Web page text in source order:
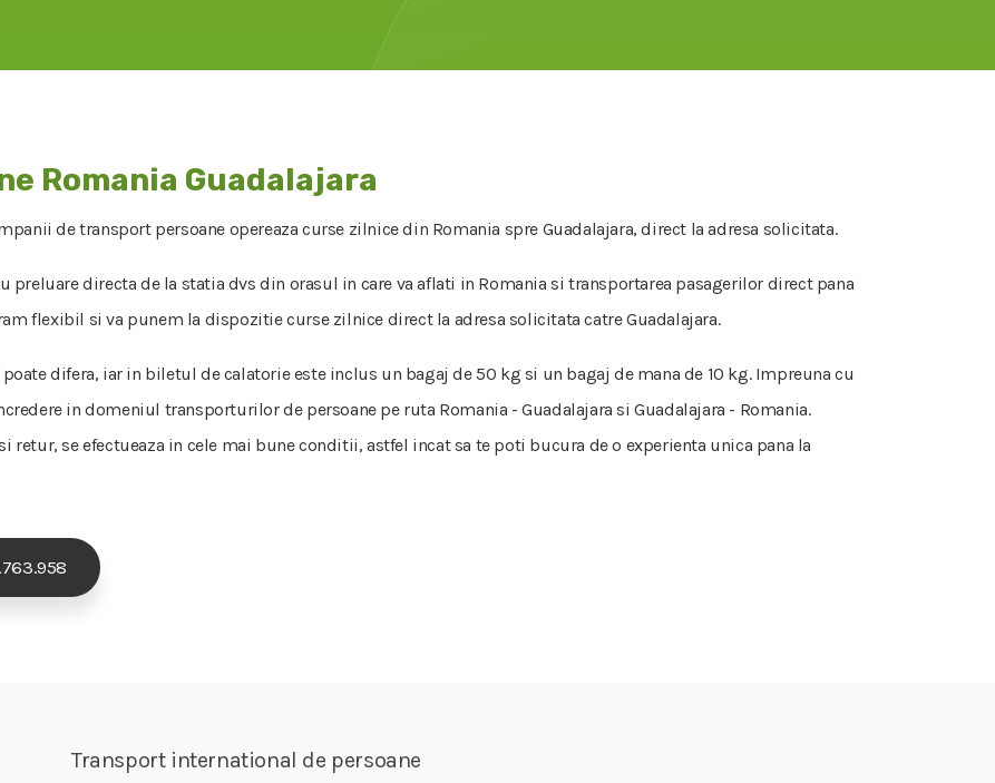
Romania Guadalajara
de transport persoane opereaza curse zilnice din Romania spre Guadalajara, direct la adresa solicitata.
preluare directa de la statia dvs din orasul in care va aflati in Romania si transportarea pasagerilor direct pana
flexibil si va punem la dispozitie curse zilnice direct la adresa solicitata catre Guadalajara.
difera, iar in biletul de calatorie este inclus un bagaj de 50 kg si un bagaj de mana de 10 kg. Impreuna cu
in domeniul transporturilor de persoane pe ruta Romania - Guadalajara si Guadalajara - Romania.
retur, se efectueaza in cele mai bune conditii, astfel incat sa te poti bucura de o experienta unica pana la
Transport international de persoane